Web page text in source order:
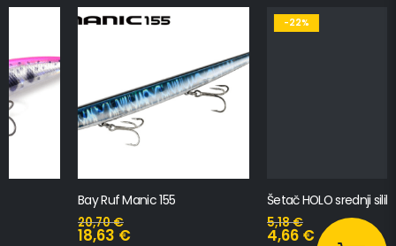
Bay Ruf Manic 155 Šetač HOLO srednji silikonska Ribica Belgrade Walker